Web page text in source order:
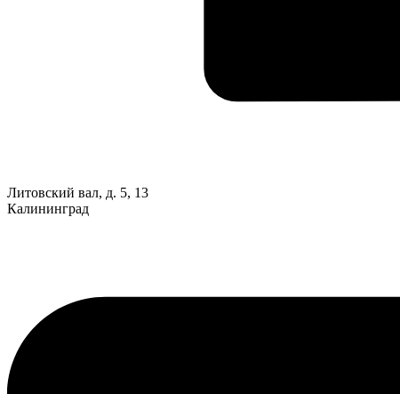
Литовский вал, д. 5, 13
Калининград